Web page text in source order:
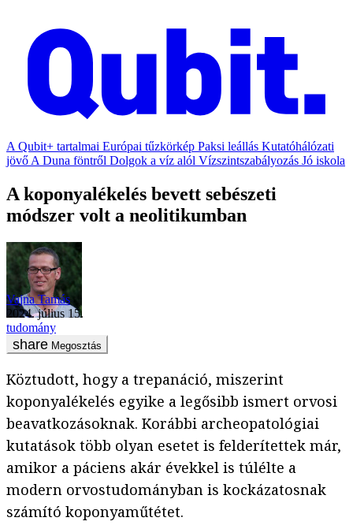
A Qubit+ tartalmai Európai tűzkörkép Paksi leállás Kutatóhálózati
jövő A Duna föntről Dolgok a víz alól Vízszintszabályozás Jó iskola
A koponyalékelés bevett sebészeti
módszer volt a neolitikumban
Vajna Tamás
2024. július 15.
tudomány
Megosztás
Köztudott, hogy a trepanáció, miszerint
koponyalékelés egyike a legősibb ismert orvosi
beavatkozásoknak. Korábbi archeopatológiai
kutatások több olyan esetet is felderítettek már,
amikor a páciens akár évekkel is túlélte a
modern orvostudományban is kockázatosnak
számító koponyaműtétet.